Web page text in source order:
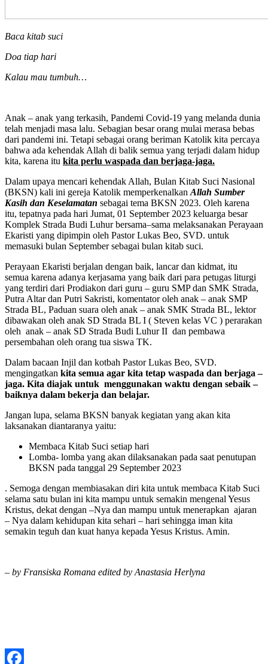
Baca kitab suci
Doa tiap hari
Kalau mau tumbuh…
Anak – anak yang terkasih, Pandemi Covid-19 yang melanda dunia
telah menjadi masa lalu. Sebagian besar orang mulai merasa bebas
dari pandemi ini. Tetapi sebagai orang beriman Katolik kita percaya
bahwa ada kehendak Allah di balik semua yang terjadi dalam hidup
kita, karena itu kita perlu waspada dan berjaga-jaga.
Dalam upaya mencari kehendak Allah, Bulan Kitab Suci Nasional
(BKSN) kali ini gereja Katolik memperkenalkan Allah Sumber
Kasih dan Keselamatan sebagai tema BKSN 2023. Oleh karena
itu, tepatnya pada hari Jumat, 01 September 2023 keluarga besar
Komplek Strada Budi Luhur bersama–sama melaksanakan Perayaan
Ekaristi yang dipimpin oleh Pastor Lukas Beo, SVD. untuk
memasuki bulan September sebagai bulan kitab suci.
Perayaan Ekaristi berjalan dengan baik, lancar dan kidmat, itu
semua karena adanya kerjasama yang baik dari para petugas liturgi
yang terdiri dari Prodiakon dari guru – guru SMP dan SMK Strada,
Putra Altar dan Putri Sakristi, komentator oleh anak – anak SMP
Strada BL, Paduan suara oleh anak – anak SMK Strada BL, lektor
dibawakan oleh anak SD Strada BL I ( Steven kelas VC ) perarakan
oleh anak – anak SD Strada Budi Luhur II dan pembawa
persembahan oleh orang tua siswa TK.
Dalam bacaan Injil dan kotbah Pastor Lukas Beo, SVD.
mengingatkan kita semua agar kita tetap waspada dan berjaga –
jaga. Kita diajak untuk menggunakan waktu dengan sebaik –
baiknya dalam bekerja dan belajar.
Jangan lupa, selama BKSN banyak kegiatan yang akan kita
laksanakan diantaranya yaitu:
Membaca Kitab Suci setiap hari
Lomba- lomba yang akan dilaksanakan pada saat penutupan
BKSN pada tanggal 29 September 2023
. Semoga dengan membiasakan diri kita untuk membaca Kitab Suci
selama satu bulan ini kita mampu untuk semakin mengenal Yesus
Kristus, dekat dengan –Nya dan mampu untuk menerapkan ajaran
– Nya dalam kehidupan kita sehari – hari sehingga iman kita
semakin teguh dan kuat hanya kepada Yesus Kristus. Amin.
– by Fransiska Romana edited by Anastasia Herlyna